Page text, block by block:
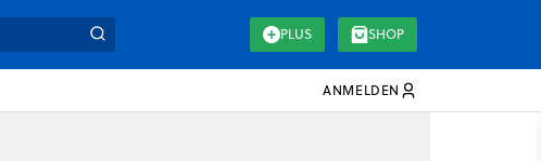
PLUS SHOP
ANMELDEN